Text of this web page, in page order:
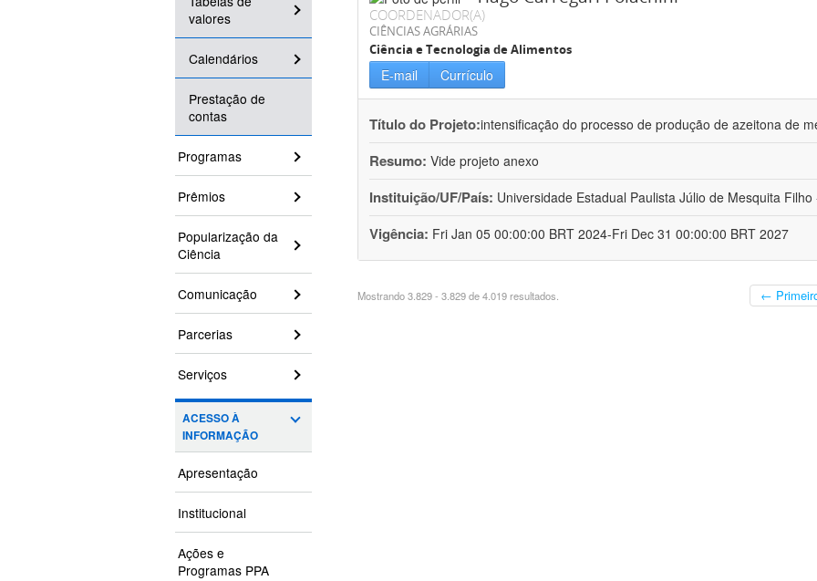
valores
Calendários
Prestação de
contas
Programas
Prêmios
Popularização da
Ciência
Comunicação
Parcerias
Serviços
ACESSO À
INFORMAÇÃO
Apresentação
Institucional
Ações e
Programas PPA
COORDENADOR(A)
CIÊNCIAS AGRÁRIAS
Ciência e Tecnologia de Alimentos
E-mail Currículo
Título do Projeto:intensificação do processo de produção de azeitona de
Resumo: Vide projeto anexo
Instituição/UF/País: Universidade Estadual Paulista Júlio de Mesquita Filho
Vigência: Fri Jan 05 00:00:00 BRT 2024-Fri Dec 31 00:00:00 BRT 2027
Mostrando 3.829 - 3.829 de 4.019 resultados. ←